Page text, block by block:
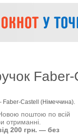
Faber-Castell (Німеччина).
поштою по всій
отриманні.
200 грн. — без